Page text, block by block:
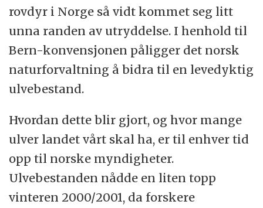
rovdyr i Norge så vidt kommet seg litt
unna randen av utryddelse. I henhold til
Bern-konvensjonen påligger det norsk
naturforvaltning å bidra til en levedyktig
ulvebestand.
Hvordan dette blir gjort, og hvor mange
ulver landet vårt skal ha, er til enhver tid
opp til norske myndigheter.
Ulvebestanden nådde en liten topp
vinteren 2000/2001, da forskere